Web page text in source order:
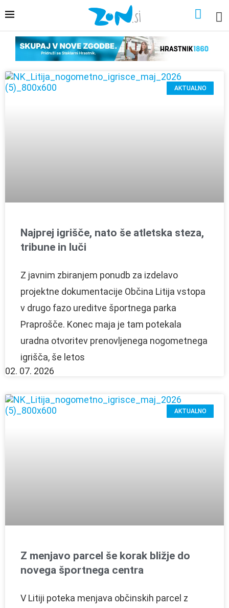
AKTUALNO
Najprej igrišče, nato še atletska steza,
tribune in luči
Z javnim zbiranjem ponudb za izdelavo
projektne dokumentacije Občina Litija vstopa
v drugo fazo ureditve športnega parka
Praprošče. Konec maja je tam potekala
uradna otvoritev prenovljenega nogometnega
igrišča, še letos
02. 07. 2026
AKTUALNO
Z menjavo parcel še korak bližje do
novega športnega centra
V Litiji poteka menjava občinskih parcel z